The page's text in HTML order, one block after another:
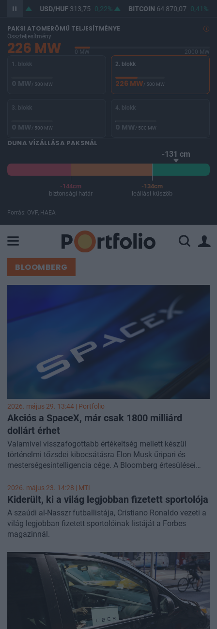
USD/HUF 313,75 0,22% BITCOIN 64 870,07 0,41% BUX
PAKSI ATOMERŐMŰ TELJESÍTMÉNYE
Összteljesítmény
226 MW 0 MW
2000 MW
1. blokk
0 MW/ 500 MW
2. blokk
226 MW/ 500 MW
3. blokk
0 MW/ 500 MW
4. blokk
0 MW/ 500 MW
DUNA VÍZÁLLÁSA PAKSNÁL
-131 cm
-144cm
biztonsági határ
-134cm
leállási küszöb
Forrás: OVF, HAEA
BLOOMBERG
2026. május 29. 13:44 | Portfolio
Akciós a SpaceX, már csak 1800 milliárd
dollárt érhet
Valamivel visszafogottabb értékeltség mellett készül
történelmi tőzsdei kibocsátásra Elon Musk űripari és
mesterségesintelligencia cége. A Bloomberg értesülései
vállalatértékkel számol az IPO során, ami ugyan minden
idők legnagyobb tőzsdei bevezetését jelentheti, de elmarad
a néhány hete még emlegetett 2000 milliárd dollár feletti
mérettől.
2026. május 23. 14:28 | MTI
Kiderült, ki a világ legjobban fizetett sportolója
A szaúdi al-Nasszr futballistája, Cristiano Ronaldo vezeti a
világ legjobban fizetett sportolóinak listáját a Forbes
magazinnál.